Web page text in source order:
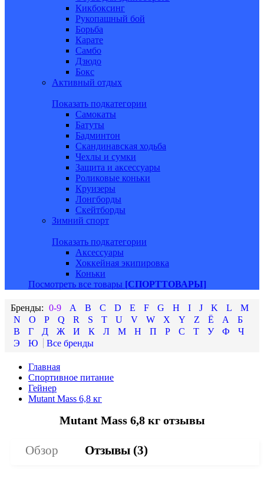
Кикбоксинг
Рукопашный бой
Борьба
Карате
Самбо
Дзюдо
Бокс
Активный отдых
Показать подкатегории
Самокаты
Батуты
Бадминтон
Скандинавская ходьба
Чехлы и сумки
Защита и аксессуары
Роликовые коньки
Круизеры
Лонгборды
Скейтборды
Зимний спорт
Показать подкатегории
Аксессуары
Хоккейная экипировка
Коньки
Посмотреть все товары [СПОРТТОВАРЫ]
0-9 A B C D E F G H I J K L
M
N
O P Q R S T U V W X Y Z Ё А
Б
В
Г Д Ж И К Л М Н П Р С Т У Ф
Ч
Э
Ю
Главная
Спортивное питание
Гейнер
Mutant Mass 6,8 кг
Mutant Mass 6,8 кг отзывы
Обзор Отзывы (3)